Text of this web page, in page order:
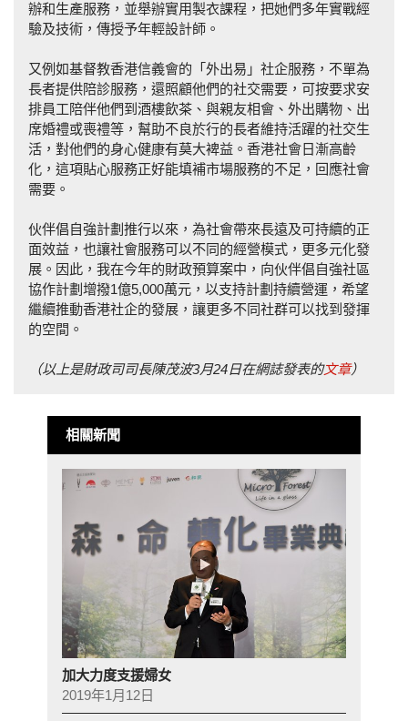
辦和生產服務，並舉辦實用製衣課程，把她們多年實戰經
驗及技術，傳授予年輕設計師。
又例如基督教香港信義會的「外出易」社企服務，不單為
長者提供陪診服務，還照顧他們的社交需要，可按要求安
排員工陪伴他們到酒樓飲茶、與親友相會、外出購物、出
席婚禮或喪禮等，幫助不良於行的長者維持活躍的社交生
活，對他們的身心健康有莫大裨益。香港社會日漸高齡
化，這項貼心服務正好能填補市場服務的不足，回應社會
需要。
伙伴倡自強計劃推行以來，為社會帶來長遠及可持續的正
面效益，也讓社會服務可以不同的經營模式，更多元化發
展。因此，我在今年的財政預算案中，向伙伴倡自強社區
協作計劃增撥1億5,000萬元，以支持計劃持續營運，希望
繼續推動香港社企的發展，讓更多不同社群可以找到發揮
的空間。
（以上是財政司司長陳茂波3月24日在網誌發表的文章）
相關新聞
加大力度支援婦女
2019年1月12日